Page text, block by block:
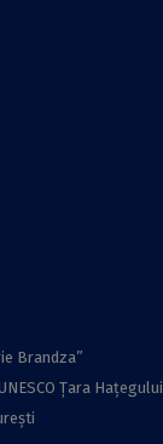
Brandza”
Țara Hațegului